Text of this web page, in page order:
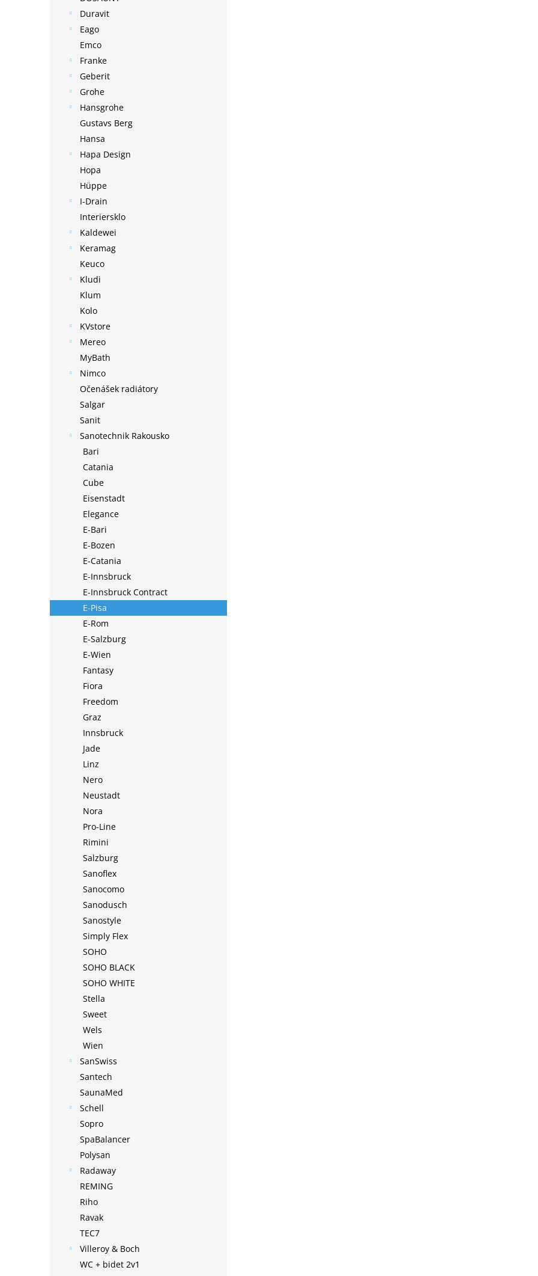
Duravit
Eago
Emco
Franke
Geberit
Grohe
Hansgrohe
Gustavs Berg
Hansa
Hapa Design
Hopa
Hüppe
I-Drain
Interiersklo
Kaldewei
Keramag
Keuco
Kludi
Klum
Kolo
KVstore
Mereo
MyBath
Nimco
Očenášek radiátory
Salgar
Sanit
Sanotechnik Rakousko
Bari
Catania
Cube
Eisenstadt
Elegance
E-Bari
E-Bozen
E-Catania
E-Innsbruck
E-Innsbruck Contract
E-Pisa
E-Rom
E-Salzburg
E-Wien
Fantasy
Fiora
Freedom
Graz
Innsbruck
Jade
Linz
Nero
Neustadt
Nora
Pro-Line
Rimini
Salzburg
Sanoflex
Sanocomo
Sanodusch
Sanostyle
Simply Flex
SOHO
SOHO BLACK
SOHO WHITE
Stella
Sweet
Wels
Wien
SanSwiss
Santech
SaunaMed
Schell
Sopro
SpaBalancer
Polysan
Radaway
REMING
Riho
Ravak
TEC7
Villeroy & Boch
WC + bidet 2v1